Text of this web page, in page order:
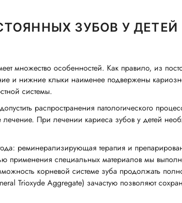
ЗУБОВ У ДЕТЕЙ
множество особенностей. Как правило, из
и нижние клыки наименее подвержены
системы.
распространения патологического
При лечении кариеса зубов у детей
реминерализирующая терапия и
специальных материалов мы
корневой системе зуба продолжать
Trioxyde Aggregate) зачастую позволяют